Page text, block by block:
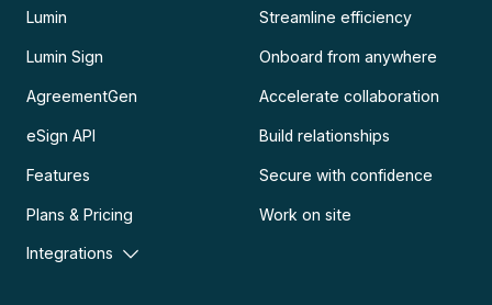
Lumin
Lumin Sign
AgreementGen
eSign API
Features
Plans & Pricing
Integrations
Streamline efficiency
Onboard from anywhere
Accelerate collaboration
Build relationships
Secure with confidence
Work on site